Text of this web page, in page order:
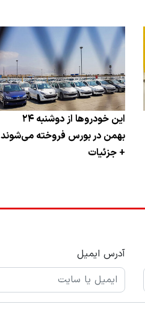
این خودروها از دوشنبه ۲۴
بهمن در بورس فروخته می‌شوند
+ جزئیات
آدرس ایمیل